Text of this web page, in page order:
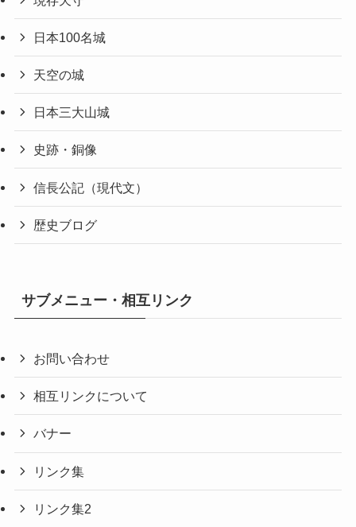
日本100名城
天空の城
日本三大山城
史跡・銅像
信長公記（現代文）
歴史ブログ
サブメニュー・相互リンク
お問い合わせ
相互リンクについて
バナー
リンク集
リンク集2